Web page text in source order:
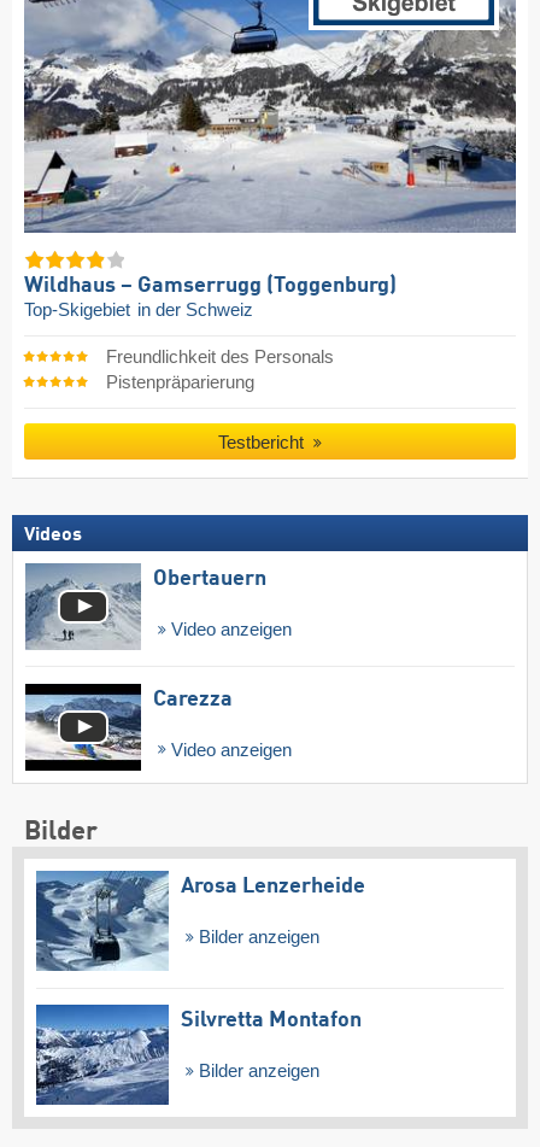
Wildhaus – Gamserrugg (Toggenburg)
Top-Skigebiet in der Schweiz
Freundlichkeit des Personals
Pistenpräparierung
Testbericht
Videos
Obertauern
Video anzeigen
Carezza
Video anzeigen
Bilder
Arosa Lenzerheide
Bilder anzeigen
Silvretta Montafon
Bilder anzeigen